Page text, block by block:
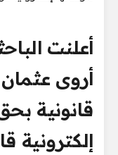
أعلنت
أروى عثمان
قانونية
إلكترونية